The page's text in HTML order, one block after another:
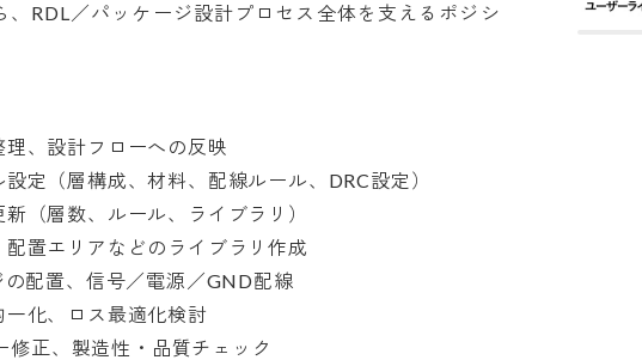
、RDL／パッケージ設計プロセス全体を支えるポジシ
理、設計フローへの反映
定（層構成、材料、配線ルール、DRC設定）
（層数、ルール、ライブラリ）
配置エリアなどのライブラリ作成
の配置、信号／電源／GND配線
一化、ロス最適化検討
修正、製造性・品質チェック